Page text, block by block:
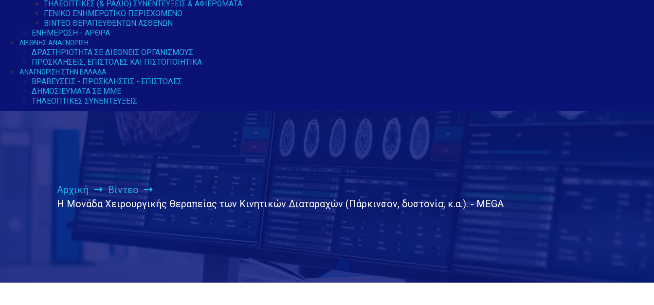
ΤΗΛΕΟΠΤΙΚΈΣ (& ΡΆΔΙΟ) ΣΥΝΕΝΤΕΎΞΕΙΣ & ΑΦΙΕΡΏΜΑΤΑ
ΓΕΝΙΚΌ ΕΝΗΜΕΡΩΤΙΚΌ ΠΕΡΙΕΧΌΜΕΝΟ
ΒΊΝΤΕΟ ΘΕΡΑΠΕΥΘΈΝΤΩΝ ΑΣΘΕΝΏΝ
ΕΝΗΜΈΡΩΣΗ - ΆΡΘΡΑ
ΔΙΕΘΝΉΣ ΑΝΑΓΝΏΡΙΣΗ
ΔΡΑΣΤΗΡΙΌΤΗΤΑ ΣΕ ΔΙΕΘΝΕΊΣ ΟΡΓΑΝΙΣΜΟΎΣ
ΠΡΟΣΚΛΉΣΕΙΣ, ΕΠΙΣΤΟΛΈΣ ΚΑΙ ΠΙΣΤΟΠΟΙΗΤΙΚΆ
ΑΝΑΓΝΏΡΙΣΗ ΣΤΗΝ ΕΛΛΆΔΑ
ΒΡΑΒΕΎΣΕΙΣ - ΠΡΟΣΚΛΉΣΕΙΣ - ΕΠΙΣΤΟΛΈΣ
ΔΗΜΟΣΙΕΎΜΑΤΑ ΣΕ ΜΜΕ
ΤΗΛΕΟΠΤΙΚΈΣ ΣΥΝΕΝΤΕΎΞΕΙΣ
Αρχική
Βίντεο
Η Μονάδα Χειρουργικής Θεραπείας των Κινητικών Διαταραχών (Πάρκινσον, δυστονία, κ.α.). - ΜΕGA